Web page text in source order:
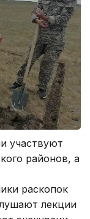
участвуют
районов, а
раскопок
лекции